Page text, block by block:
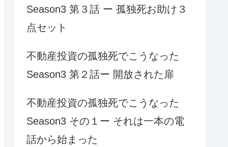
Season3 第３話 ー 孤独死お助け３
点セット
不動産投資の孤独死でこうなった
Season3 第２話ー 開放された扉
不動産投資の孤独死でこうなった
Season3 その１ー それは一本の電
話から始まった